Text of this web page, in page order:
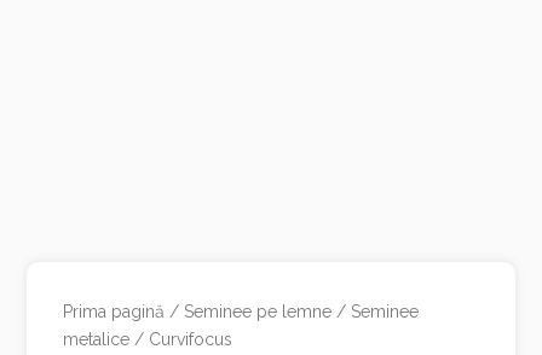
Prima pagină / Seminee pe lemne / Seminee
metalice / Curvifocus